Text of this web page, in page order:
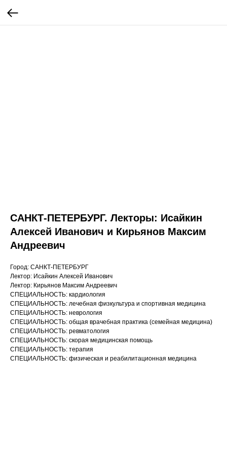
САНКТ-ПЕТЕРБУРГ. Лекторы: Исайкин
Алексей Иванович​ и Кирьянов Максим
Андреевич
Город: САНКТ-ПЕТЕРБУРГ
Лектор: Исайкин Алексей Иванович​
Лектор: Кирьянов Максим Андреевич
СПЕЦИАЛЬНОСТЬ: кардиология
СПЕЦИАЛЬНОСТЬ: лечебная физкультура и спортивная медицина
СПЕЦИАЛЬНОСТЬ: неврология
СПЕЦИАЛЬНОСТЬ: общая врачебная практика (семейная медицина)
СПЕЦИАЛЬНОСТЬ: ревматология
СПЕЦИАЛЬНОСТЬ: скорая медицинская помощь
СПЕЦИАЛЬНОСТЬ: терапия
СПЕЦИАЛЬНОСТЬ: физическая и реабилитационная медицина